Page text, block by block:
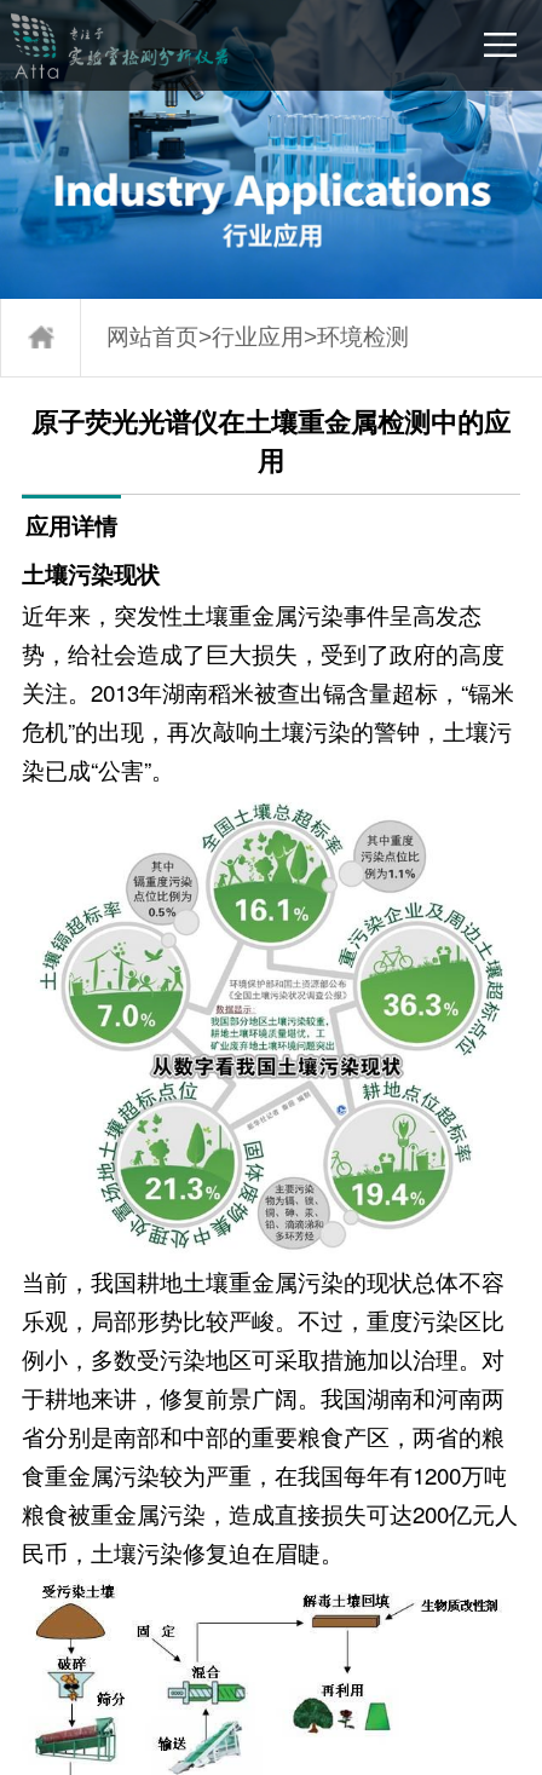
网站首页>行业应用>环境检测
原子荧光光谱仪在土壤重金属检测中的应
用
应用详情
土壤污染现状
近年来，突发性土壤重金属污染事件呈高发态
势，给社会造成了巨大损失，受到了政府的高度
关注。2013年湖南稻米被查出镉含量超标，“镉米
危机”的出现，再次敲响土壤污染的警钟，土壤污
染已成“公害”。
当前，我国耕地土壤重金属污染的现状总体不容
乐观，局部形势比较严峻。不过，重度污染区比
例小，多数受污染地区可采取措施加以治理。对
于耕地来讲，修复前景广阔。我国湖南和河南两
省分别是南部和中部的重要粮食产区，两省的粮
食重金属污染较为严重，在我国每年有1200万吨
粮食被重金属污染，造成直接损失可达200亿元人
民币，土壤污染修复迫在眉睫。